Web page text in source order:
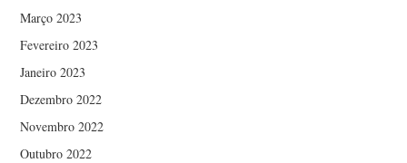
Março 2023
Fevereiro 2023
Janeiro 2023
Dezembro 2022
Novembro 2022
Outubro 2022